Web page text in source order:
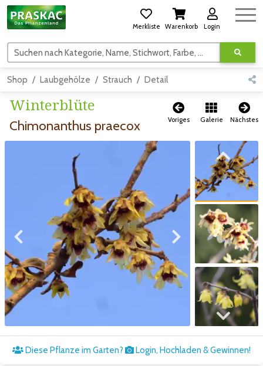
Merkliste Warenkorb Login
Suchen nach Kategorie, Name, Stichwort, Farbe, usw.
Shop Laubgehölze Strauch Detail
Winterblüte
Chimonanthus praecox Voriges Galerie Nächstes
Zum vorigen Bild Zum nächsten Bild
Zum vorigen Bild
Zum nächsten Bild
Diese Pflanze im Garten? Login, Hochladen & Gewinnen!